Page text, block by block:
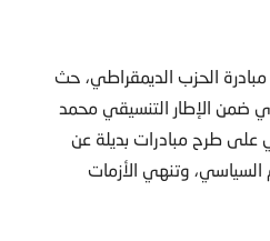
الحزب الديمقراطي، حث
ضمن الإطار التنسيقي محمد
على طرح مبادرات بديلة عن
السياسي، وتنهي الأزمات